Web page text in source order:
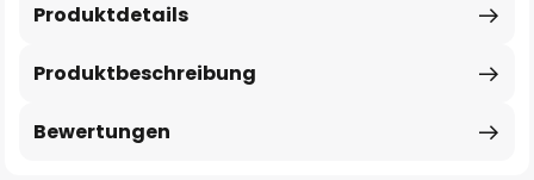
Produktbeschreibung
Produktdetails
Bewertungen